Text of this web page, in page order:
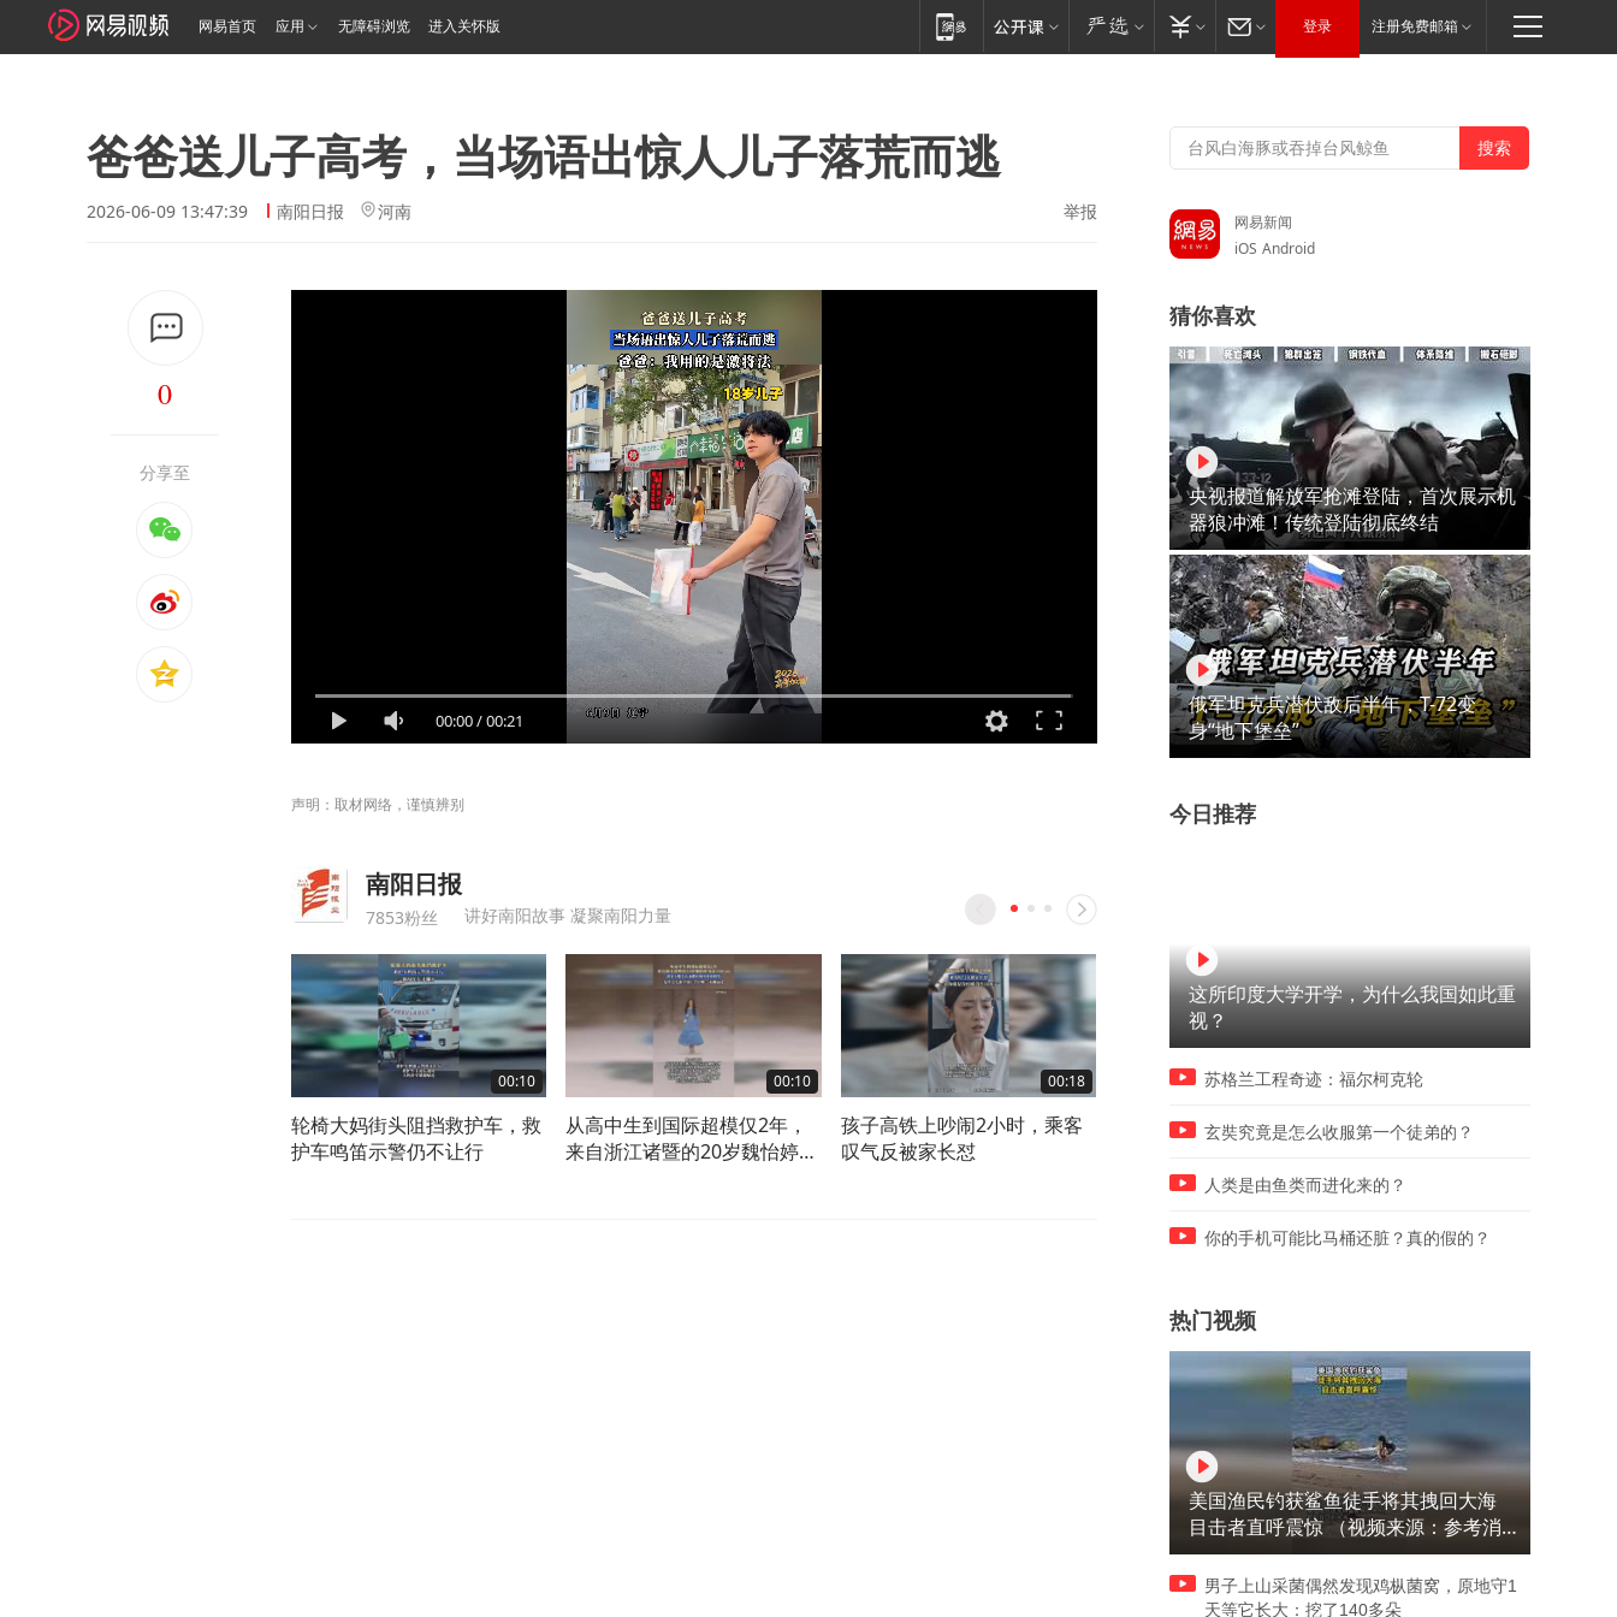
网易首页 应用 无障碍浏览 进入关怀版 登录 注册免费邮箱
爸爸送儿子高考，当场语出惊人儿子落荒而逃
2026-06-09 13:47:39 南阳日报 河南 举报
0
分享至
00:00/00:21
声明：取材网络，谨慎辨别
南阳日报
7853粉丝 讲好南阳故事 凝聚南阳力量
00:10
轮椅大妈街头阻挡救护车，救
护车鸣笛示警仍不让行
00:10
从高中生到国际超模仅2年，
来自浙江诸暨的20岁魏怡婷身
00:18
孩子高铁上吵闹2小时，乘客
叹气反被家长怼
00:08
墨西哥网红直播中当街被枪
泰航拒载22名中国乘客，安
泰国机场致歉：
网易新闻
iOS Android
猜你喜欢
央视报道解放军抢滩登陆，首次展示机
器狼冲滩！传统登陆彻底终结
俄军坦克兵潜伏敌后半年，T-72变
身“地下堡垒”
今日推荐
这所印度大学开学，为什么我国如此重
视？
苏格兰工程奇迹：福尔柯克轮
玄奘究竟是怎么收服第一个徒弟的？
人类是由鱼类而进化来的？
你的手机可能比马桶还脏？真的假的？
热门视频
美国渔民钓获鲨鱼徒手将其拽回大海
目击者直呼震惊 （视频来源：参考消
息）
男子上山采菌偶然发现鸡枞菌窝，原地守1
天等它长大：挖了140多朵